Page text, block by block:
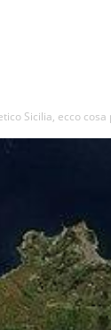
Sicilia, ecco cosa